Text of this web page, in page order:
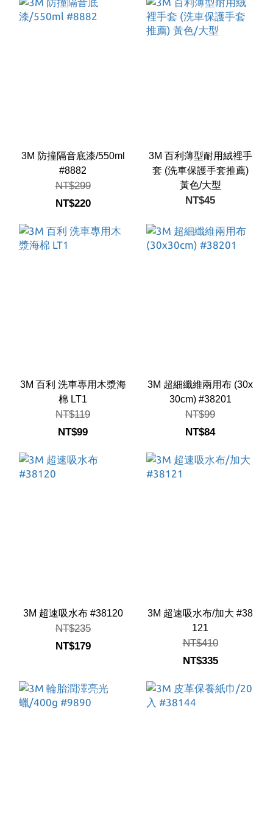
3M 防撞隔音底漆/550ml
#8882
NT$299
NT$220
3M 百利薄型耐用絨裡手
套 (洗車保護手套推薦)
黃色/大型
NT$45
3M 百利 洗車專用木漿海
棉 LT1
NT$119
NT$99
3M 超細纖維兩用布 (30x
30cm) #38201
NT$99
NT$84
3M 超速吸水布 #38120
NT$235
NT$179
3M 超速吸水布/加大 #38
121
NT$410
NT$335